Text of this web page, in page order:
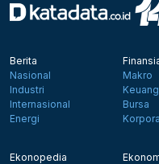
Berita
Nasional
Industri
Internasional
Energi
Makro
Bursa
Ekonopedia